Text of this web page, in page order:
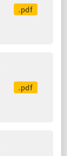
.pdf
.pdf